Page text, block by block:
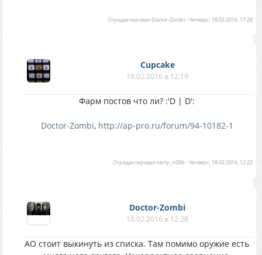
Отредактировал Doctor-Zombi-Четверг, 18.02.2016, 17:28
Cupcake
18.02.2016 в 12:19
Фарм постов что ли? :'D | D':
Doctor-Zombi, http://ap-pro.ru/forum/94-10182-1
Отредактировалverty_n00b -Четверг, 18.02.2016, 12:22
Doctor-Zombi
18.02.2016 в 12:28
АО стоит выкинуть из списка. Там помимо оружие есть